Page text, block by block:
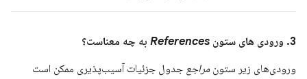
3. ورودی های ستون References به چه معناست؟
ورودی‌های زیر ستون مراجع جدول جزئیات آسیب‌پذیری ممکن است